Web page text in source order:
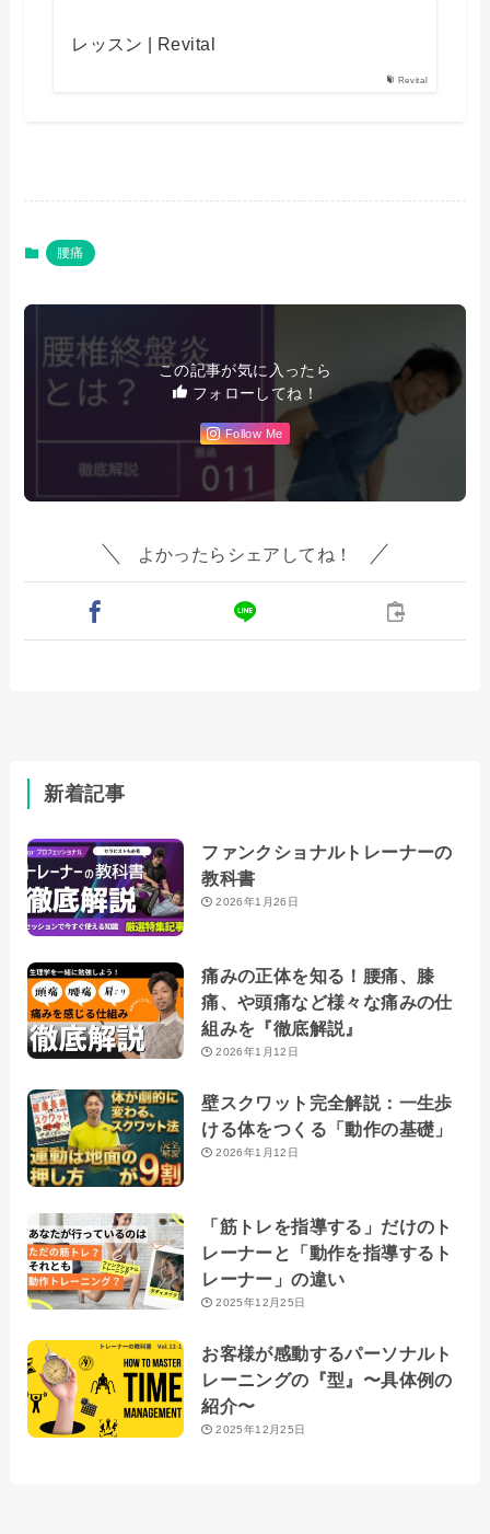
Revital
レッスン | Revital
腰痛
この記事が気に入ったら
フォローしてね！
Follow Me
よかったらシェアしてね！
新着記事
ファンクショナルトレーナーの
教科書
2026年1月26日
痛みの正体を知る！腰痛、膝
痛、や頭痛など様々な痛みの仕
組みを『徹底解説』
2026年1月12日
壁スクワット完全解説：一生歩
ける体をつくる「動作の基礎」
2026年1月12日
「筋トレを指導する」だけのト
レーナーと「動作を指導するト
レーナー」の違い
2025年12月25日
お客様が感動するパーソナルト
レーニングの『型』〜具体例の
紹介〜
2025年12月25日